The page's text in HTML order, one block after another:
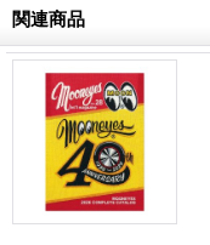
関連商品